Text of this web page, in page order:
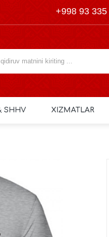
+998 93 335
SHHV XIZMATLAR